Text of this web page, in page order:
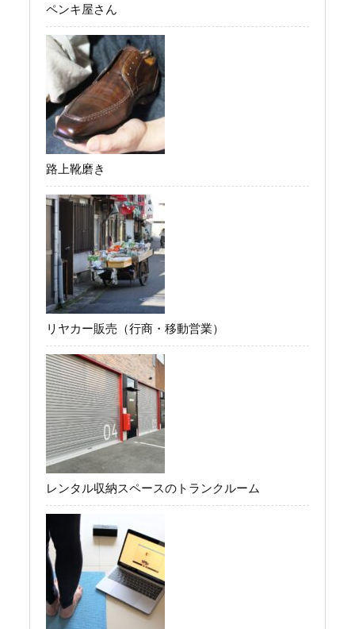
ペンキ屋さん
路上靴磨き
リヤカー販売（行商・移動営業）
レンタル収納スペースのトランクルーム